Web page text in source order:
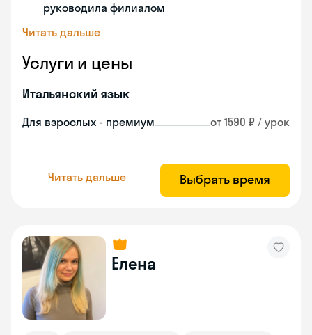
руководила филиалом
Читать дальше
Услуги и цены
Итальянский язык
Для взрослых - премиум от 1590 ₽ / урок
Читать дальше Выбрать время
Елена